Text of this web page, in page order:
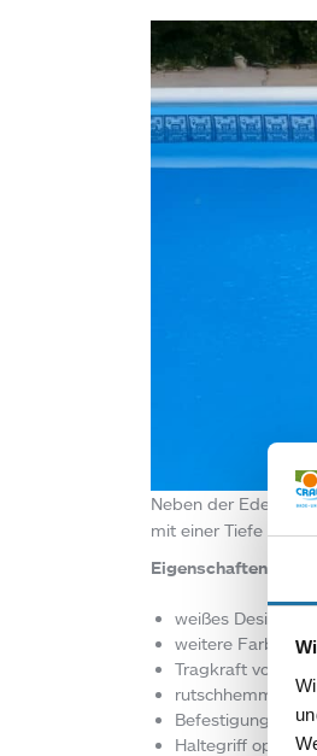
Neben der
mit einer Tiefe von
Eigenschaften der
weißes Design
weitere Farben
Tragkraft von
Befestigung auf
Haltegriff